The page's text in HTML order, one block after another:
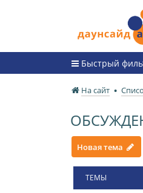
Быстрый
На сайт
Новая тема
ТЕМЫ